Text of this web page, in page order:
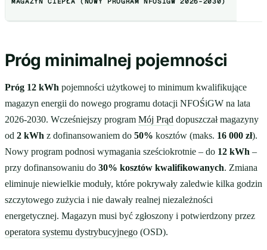
Próg minimalnej pojemności
Próg 12 kWh pojemności użytkowej to minimum kwalifikujące
magazyn energii do nowego programu dotacji NFOŚiGW na lata
2026-2030. Wcześniejszy program Mój Prąd dopuszczał magazyny
od 2 kWh z dofinansowaniem do 50% kosztów (maks. 16 000 zł).
Nowy program podnosi wymagania sześciokrotnie – do 12 kWh –
przy dofinansowaniu do 30% kosztów kwalifikowanych. Zmiana
eliminuje niewielkie moduły, które pokrywały zaledwie kilka godzin
szczytowego zużycia i nie dawały realnej niezależności
energetycznej. Magazyn musi być zgłoszony i potwierdzony przez
operatora systemu dystrybucyjnego (OSD).